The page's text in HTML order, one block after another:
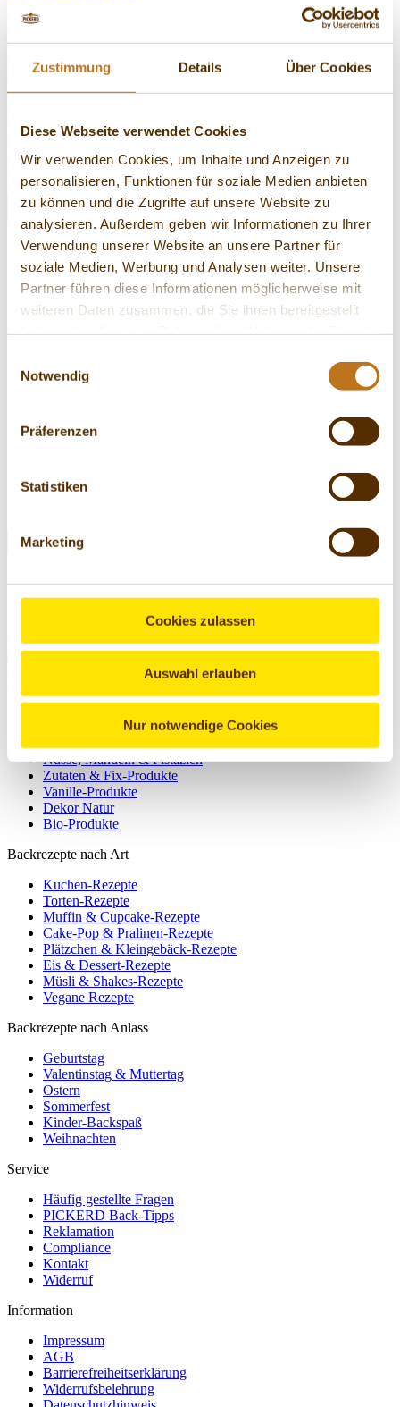
Zustimmung Details Über Cookies
Diese Webseite verwendet Cookies
Wir verwenden Cookies, um Inhalte und Anzeigen zu
personalisieren, Funktionen für soziale Medien anbieten
zu können und die Zugriffe auf unsere Website zu
analysieren. Außerdem geben wir Informationen zu Ihrer
Verwendung unserer Website an unsere Partner für
soziale Medien, Werbung und Analysen weiter. Unsere
Partner führen diese Informationen möglicherweise mit
weiteren Daten zusammen, die Sie ihnen bereitgestellt
Notwendig
Präferenzen
Statistiken
Marketing
Cookies zulassen
Auswahl erlauben
Nur notwendige Cookies
Vegane Backrezepte
Reklamation mitteilen
Ausbildung bei Pickerd
Presse
Unser Anspruch
Unsere Story
Service
Unsere Produkte
Neues von PICKERD
Unsere Rezepte
Kontakt
Filter
Werde Pickerd-Fan!
Produkte zum Backen und Dekorieren
Streusel & Aufleger
Nüsse, Mandeln & Pistazien
Zutaten & Fix-Produkte
Vanille-Produkte
Dekor Natur
Bio-Produkte
Backrezepte nach Art
Kuchen-Rezepte
Torten-Rezepte
Muffin & Cupcake-Rezepte
Cake-Pop & Pralinen-Rezepte
Plätzchen & Kleingebäck-Rezepte
Eis & Dessert-Rezepte
Müsli & Shakes-Rezepte
Vegane Rezepte
Backrezepte nach Anlass
Geburtstag
Valentinstag & Muttertag
Ostern
Sommerfest
Kinder-Backspaß
Weihnachten
Service
Häufig gestellte Fragen
PICKERD Back-Tipps
Reklamation
Compliance
Kontakt
Widerruf
Information
Impressum
AGB
Barrierefreiheitserklärung
Widerrufsbelehrung